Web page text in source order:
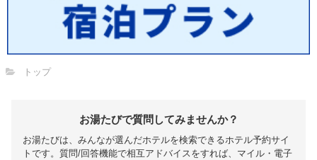
トップ
お湯たびで質問してみませんか？
お湯たびは、みんなが選んだホテルを検索できるホテル予約サイ
トです。質問/回答機能で相互アドバイスをすれば、マイル・電子